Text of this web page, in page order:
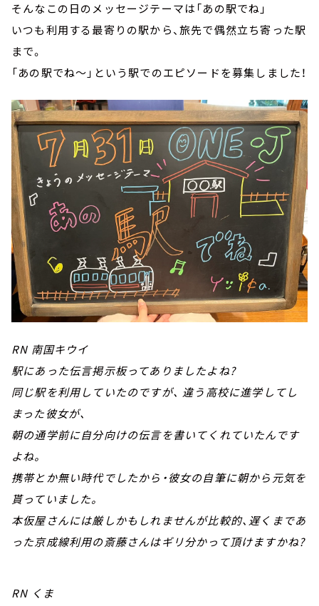
そんなこの日のメッセージテーマは「あの駅でね」
いつも利用する最寄りの駅から、旅先で偶然立ち寄った駅
まで。
「あの駅でね～」という駅でのエピソードを募集しました！
RN 南国キウイ
駅にあった伝言掲示板ってありましたよね?
同じ駅を利用していたのですが、 違う高校に進学してし
まった彼女が、
朝の通学前に自分向けの伝言を書いてくれていたんです
よね。
携帯とか無い時代でしたから・彼女の自筆に朝から元気を
貰っていました。
本仮屋さんには厳しかもしれませんが比較的、遅くまであ
った京成線利用の斎藤さんはギリ分かって頂けますかね?
RN くま